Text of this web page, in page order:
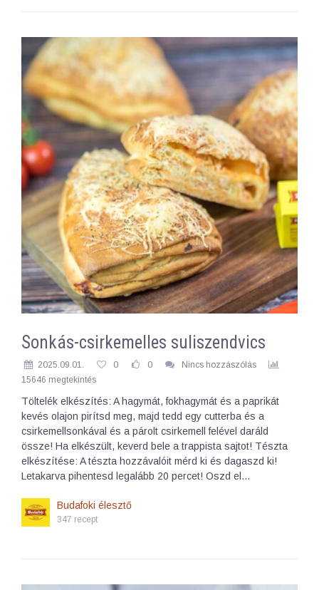
Sonkás-csirkemelles suliszendvics
2025.09.01. 0 0
Nincs hozzászólás
15646 megtekintés
Töltelék elkészítés: A hagymát, fokhagymát és a paprikát
kevés olajon pirítsd meg, majd tedd egy cutterba és a
csirkemellsonkával és a párolt csirkemell felével daráld
össze! Ha elkészült, keverd bele a trappista sajtot! Tészta
elkészítése: A tészta hozzávalóit mérd ki és dagaszd ki!
Letakarva pihentesd legalább 20 percet! Oszd el…
Budafoki élesztő
347 recept